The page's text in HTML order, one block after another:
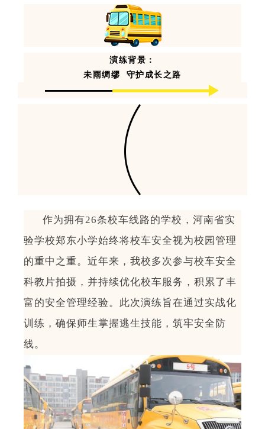
演练背景：
未雨绸缪
守护成长之路
作为拥有26条校车线路的学校， 河南省实
验学校郑东小学始终将校车安全视为校园管理
的重中之重。近年来， 我校多次参与校车安全
科教片拍摄，并持续优化校车服务，积累了丰
富的安全管理经验。此次演练旨在通过实战化
训练，确保师生掌握逃生技能，筑牢安全防
线。